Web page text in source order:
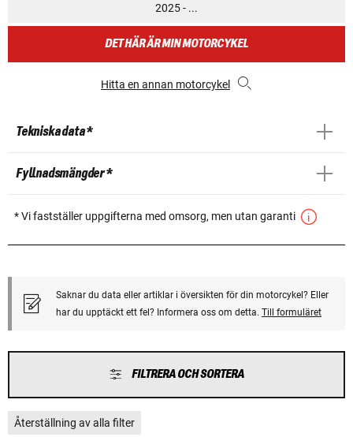
2025 - ...
DET HÄR ÄR MIN MOTORCYKEL
Hitta en annan motorcykel
Tekniska data *
Fyllnadsmängder *
* Vi fastställer uppgifterna med omsorg, men utan garanti
Saknar du data eller artiklar i översikten för din motorcykel? Eller
har du upptäckt ett fel? Informera oss om detta. Till formuläret
FILTRERA OCH SORTERA
Återställning av alla filter